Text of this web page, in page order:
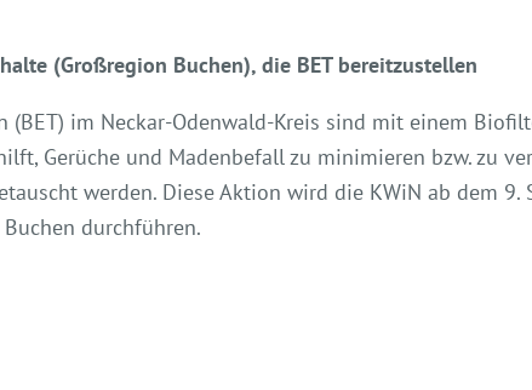
(Großregion Buchen), die BET bereitzustellen
(BET) im Neckar-Odenwald-Kreis sind mit einem
Gerüche und Madenbefall zu minimieren bzw. zu
werden. Diese Aktion wird die KWiN ab dem 9.
durchführen.